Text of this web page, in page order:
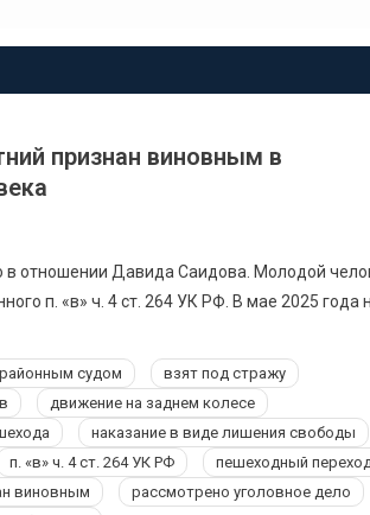
признан виновным в
в отношении Давида Саидова. Молодой
п. «в» ч. 4 ст. 264 УК РФ. В мае 2025 года
судом
взят под стражу
движение на заднем колесе
наказание в виде лишения свободы
п. «в» ч. 4 ст. 264 УК РФ
пешеходный
виновным
рассмотрено уголовное дело